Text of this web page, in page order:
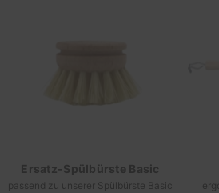
Ersatz-Spülbürste Basic
passend zu unserer Spülbürste Basic